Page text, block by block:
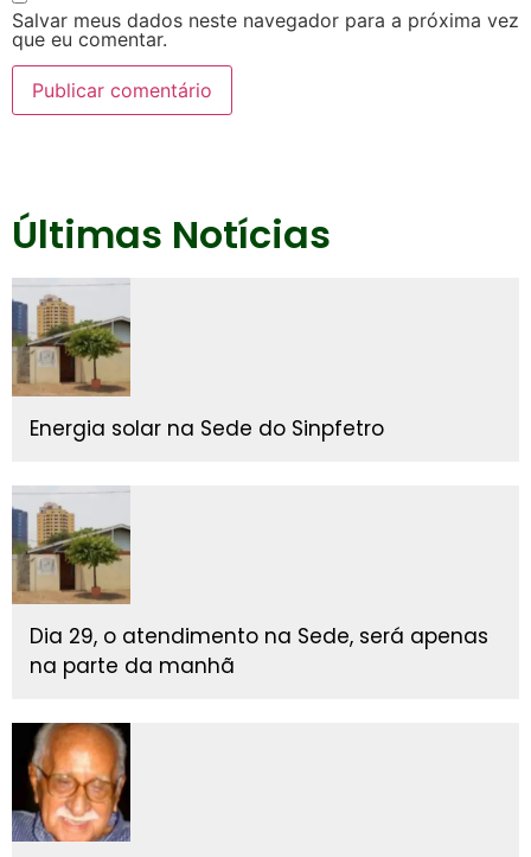
Salvar meus dados neste navegador para a próxima vez
que eu comentar.
Últimas Notícias
Energia solar na Sede do Sinpfetro
Dia 29, o atendimento na Sede, será apenas
na parte da manhã